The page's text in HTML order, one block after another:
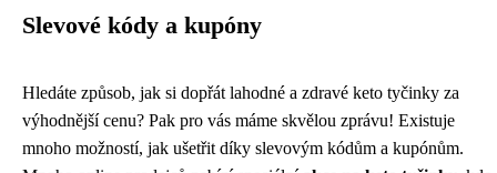
Slevové kódy a kupóny
Hledáte způsob, jak si dopřát lahodné a zdravé keto tyčinky za
výhodnější cenu? Pak pro vás máme skvělou zprávu! Existuje
mnoho možností, jak ušetřit díky slevovým kódům a kupónům.